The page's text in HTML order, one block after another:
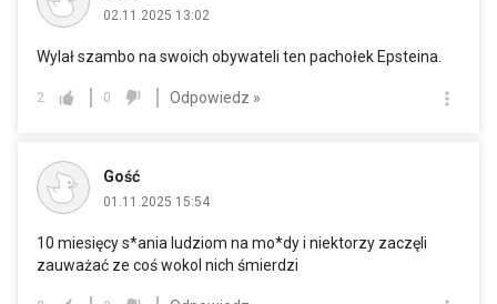
02.11.2025 13:02
Wylał szambo na swoich obywateli ten pachołek Epsteina.
2 0 Odpowiedz »
Gość
01.11.2025 15:54
10 miesięcy s*ania ludziom na mo*dy i niektorzy zaczęli
zauważać ze coś wokol nich śmierdzi